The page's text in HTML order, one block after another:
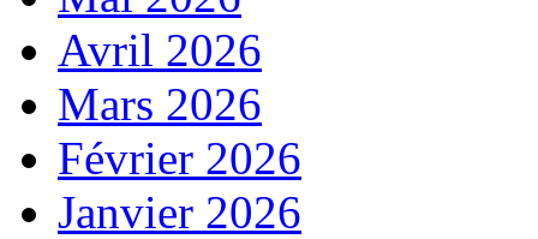
Avril 2026
Mars 2026
Février 2026
Janvier 2026